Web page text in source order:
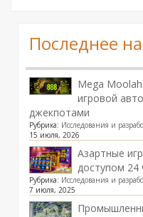
Последнее
Mega
игровой
джекпотами
Рубрика: Исследования и
15 июля, 2026
Азартные
доступом 24
Рубрика: Исследования и
7 июля, 2025